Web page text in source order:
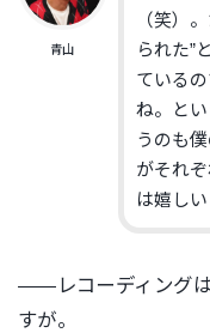
青山
（笑）
られた”
ている
ね。と
うのも
がそれ
は嬉しい
——レコーディングは
すが。